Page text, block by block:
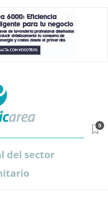
del sector
0